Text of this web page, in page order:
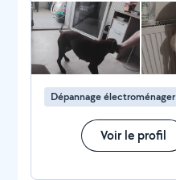
Dépannage électroménager
Voir le profil